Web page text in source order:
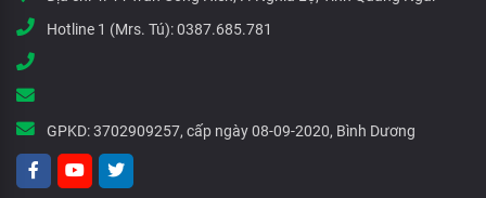
Hotline 1 (Mrs. Tú):0387.685.781
GPKD:3702909257, cấp ngày 08-09-2020, Bình Dương